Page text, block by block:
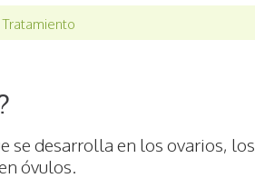
Tratamiento
se desarrolla en los ovarios, los
óvulos.